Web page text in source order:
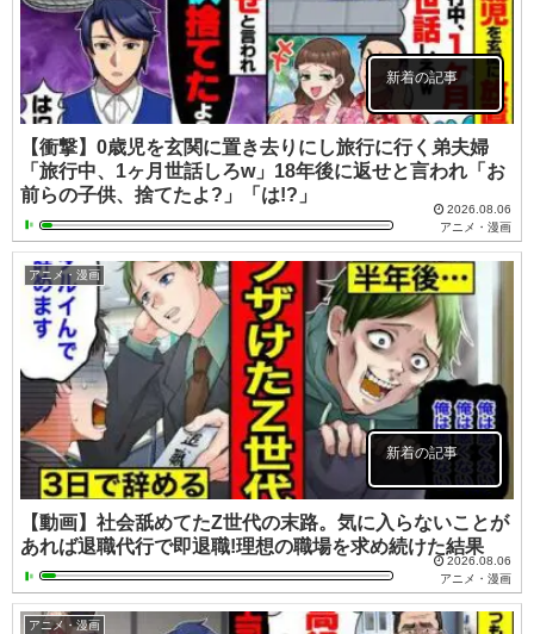
新着の記事
【衝撃】0歳児を玄関に置き去りにし旅行に行く弟夫婦
「旅行中、1ヶ月世話しろw」18年後に返せと言われ「お
前らの子供、捨てたよ?」「は!?」
2026.08.06
アニメ・漫画
アニメ・漫画
新着の記事
【動画】社会舐めてたZ世代の末路。気に入らないことが
あれば退職代行で即退職!理想の職場を求め続けた結果
2026.08.06
アニメ・漫画
アニメ・漫画